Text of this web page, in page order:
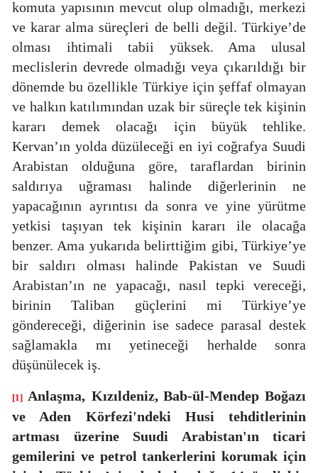
komuta yapısının mevcut olup olmadığı, merkezi
ve karar alma süreçleri de belli değil. Türkiye’de
olması ihtimali tabii yüksek. Ama ulusal
meclislerin devrede olmadığı veya çıkarıldığı bir
dönemde bu özellikle Türkiye için şeffaf olmayan
ve halkın katılımından uzak bir süreçle tek kişinin
kararı demek olacağı için büyük tehlike.
Kervan’ın yolda düzüleceği en iyi coğrafya Suudi
Arabistan olduğuna göre, taraflardan birinin
saldırıya uğraması halinde diğerlerinin ne
yapacağının ayrıntısı da sonra ve yine yürütme
yetkisi taşıyan tek kişinin kararı ile olacağa
benzer. Ama yukarıda belirttiğim gibi, Türkiye’ye
bir saldırı olması halinde Pakistan ve Suudi
Arabistan’ın ne yapacağı, nasıl tepki vereceği,
birinin Taliban güçlerini mi Türkiye’ye
göndereceği, diğerinin ise sadece parasal destek
sağlamakla mı yetineceği herhalde sonra
düşünülecek iş.
[1] Anlaşma, Kızıldeniz, Bab-ül-Mendep Boğazı
ve Aden Körfezi'ndeki Husi tehditlerinin
artması üzerine Suudi Arabistan'ın ticari
gemilerini ve petrol tankerlerini korumak için